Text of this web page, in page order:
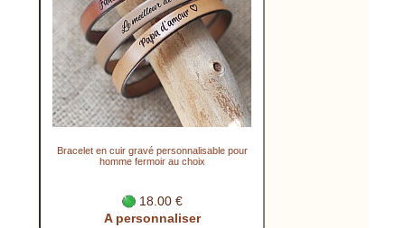
Bracelet en cuir gravé personnalisable pour
homme fermoir au choix
18.00 €
A personnaliser